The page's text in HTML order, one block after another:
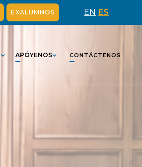
EXALUMNOS EN ES
APÓYENOS CONTÁCTENOS